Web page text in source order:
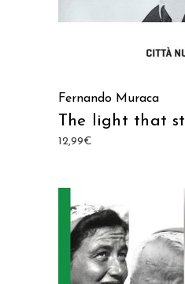
Fernando Muraca
The light that
12,99€